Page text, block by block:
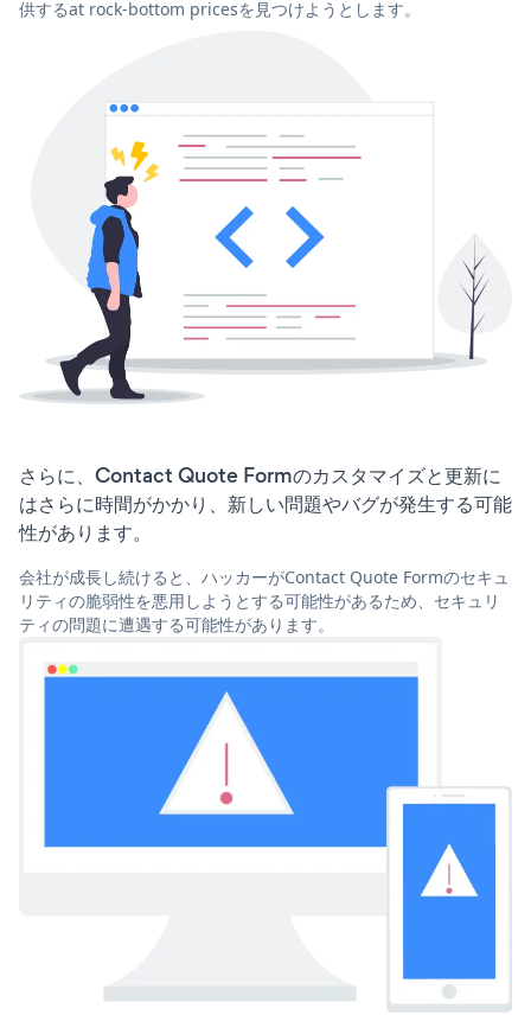
供するat rock-bottom pricesを見つけようとします。
さらに、Contact Quote Formのカスタマイズと更新に
はさらに時間がかかり、新しい問題やバグが発生する可能
性があります。
会社が成長し続けると、ハッカーがContact Quote Formのセキュ
リティの脆弱性を悪用しようとする可能性があるため、セキュリ
ティの問題に遭遇する可能性があります。